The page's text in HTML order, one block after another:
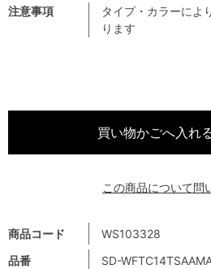
商品コード
WS103328
品番
SD-
注意事項
タイプ・カラーによ
ります
この商品について問